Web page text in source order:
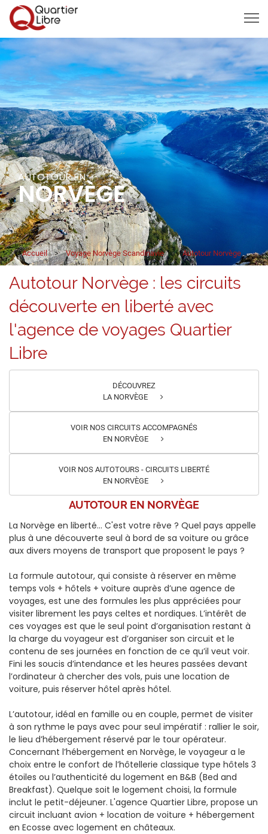
AUTOTOUR EN
NORVÈGE
Accueil > Voyage Norvège Scandinavie > Autotour Norvège
Autotour Norvège : les circuits
découverte en liberté avec
l'agence de voyages Quartier
Libre
DÉCOUVREZ
LA NORVÈGE
VOIR NOS CIRCUITS ACCOMPAGNÉS
EN NORVÈGE
VOIR NOS AUTOTOURS - CIRCUITS LIBERTÉ
EN NORVÈGE
AUTOTOUR EN NORVÈGE
La Norvège en liberté… C'est votre rêve ? Quel pays appelle
plus à une découverte seul à bord de sa voiture ou grâce
aux divers moyens de transport que proposent le pays ?
La formule autotour, qui consiste à réserver en même
temps vols + hôtels + voiture auprès d’une agence de
voyages, est une des formules les plus appréciées pour
visiter librement les pays celtes et nordiques. L’intérêt de
ces voyages est que le seul point d’organisation restant à
la charge du voyageur est d’organiser son circuit et le
contenu de ses journées en fonction de ce qu’il veut voir.
Fini les soucis d’intendance et les heures passées devant
l’ordinateur à chercher des vols, puis une location de
voiture, puis réserver hôtel après hôtel.
L’autotour, idéal en famille ou en couple, permet de visiter
à son rythme le pays avec pour seul impératif : rallier le soir,
le lieu d’hébergement réservé par le tour opérateur.
Concernant l’hébergement en Norvège, le voyageur a le
choix entre le confort de l’hôtellerie classique type hôtels 3
étoiles ou l’authenticité du logement en B&B (Bed and
Breakfast). Quelque soit le logement choisi, la formule
inclut le petit-déjeuner. L'agence Quartier Libre, propose un
circuit incluant avion + location de voiture + hébergement
en Ecosse avec logement en châteaux.